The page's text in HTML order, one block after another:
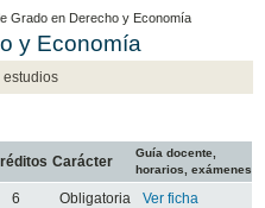
Grado en Derecho y Economía
y Economía
estudios
Carácter
Guía docente,
horarios, exámenes
6 Obligatoria Ver ficha